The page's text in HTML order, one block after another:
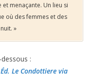
menaçante. Un lieu si
où des femmes et des
»
:
Le Condottiere via